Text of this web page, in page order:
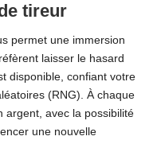
tireur
permet une immersion
laisser le hasard
disponible, confiant votre
(RNG). À chaque
argent, avec la possibilité
une nouvelle